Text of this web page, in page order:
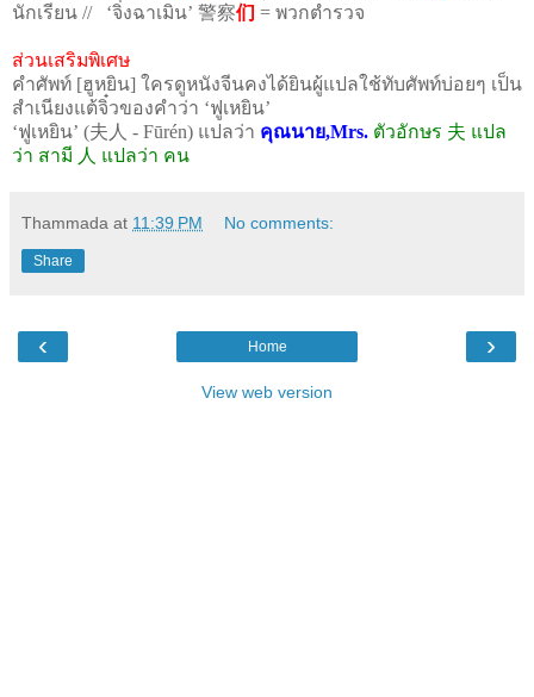
นักเรียน // ‘จิ่งฉาเมิน’ 警察们 = พวกตำรวจ
ส่วนเสริมพิเศษ
คำศัพท์ [ฮูหยิน] ใครดูหนังจีนคงได้ยินผู้แปลใช้ทับศัพท์บ่อยๆ เป็น
สำเนียงแต้จิ๋วของคำว่า ‘ฟูเหยิน’
‘ฟูเหยิน’ (夫人 - Fūrén) แปลว่า คุณนาย,Mrs. ตัวอักษร 夫 แปล
ว่า สามี 人 แปลว่า คน
Thammada at 11:39 PM No comments:
Share
‹ ›
Home
View web version